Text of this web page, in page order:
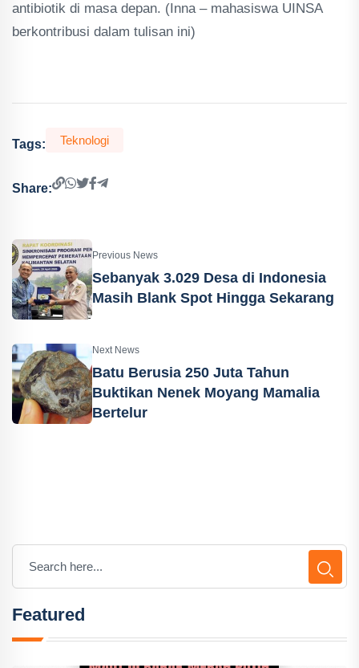
antibiotik di masa depan. (Inna – mahasiswa UINSA
berkontribusi dalam tulisan ini)
Tags: Teknologi
Share:
Previous News
Sebanyak 3.029 Desa di Indonesia
Masih Blank Spot Hingga Sekarang
Next News
Batu Berusia 250 Juta Tahun
Buktikan Nenek Moyang Mamalia
Bertelur
Featured